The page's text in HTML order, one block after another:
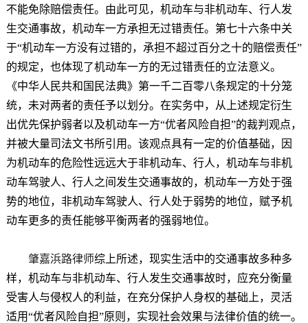
不能免除赔偿责任。由此可见，机动车与非机动车、行人发
生交通事故，机动车一方承担无过错责任。第七十六条中关
于“机动车一方没有过错的，承担不超过百分之十的赔偿责任”
的规定，也体现了机动车一方的无过错责任的立法意义。
《中华人民共和国民法典》第一千二百零八条规定的十分笼
统，未对两者的责任予以划分。在实务中，从上述规定衍生
出优先保护弱者以及机动车一方“优者风险自担”的裁判观点，
并被大量司法文书所引用。该观点具有一定的价值基础，因
为机动车的危险性远远大于非机动车、行人，机动车与非机
动车驾驶人、行人之间发生交通事故的，机动车一方处于强
势的地位，非机动车驾驶人、行人处于弱势的地位，赋予机
动车更多的责任能够平衡两者的强弱地位。
肇嘉浜路律师综上所述，现实生活中的交通事故多种多
样，机动车与非机动车、行人发生交通事故时，应充分衡量
受害人与侵权人的利益，在充分保护人身权的基础上，灵活
适用“优者风险自担”原则，实现社会效果与法律价值的统一。